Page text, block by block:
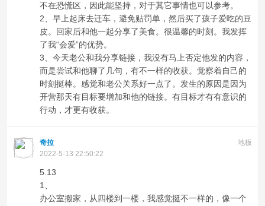
不在恐慌区，因此能坚持，对于其它事情也可以参考。
2、早上起床去迁车，避免贴罚单，然后买了孩子爱吃的豆
皮。回家后和他一起分享了美食。很温馨的时刻。我发挥
了我“会爱”的优势。
3、今天老公和我分享链接，我没有马上否定他发的内容，
而是尝试和他聊了几句，有不一样的收获。觉察着自己的
时刻挺棒。感觉和老公关系好一点了。发生的原因是因为
开营那天有目标要增加和他的链接。有目标才有有意识的
行动，才更有收获。
地板
奇拉
2022-5-13 22:50:22
5.13
1、
办公室搬家，从四楼到一楼，我感觉挺不一样的，像一个